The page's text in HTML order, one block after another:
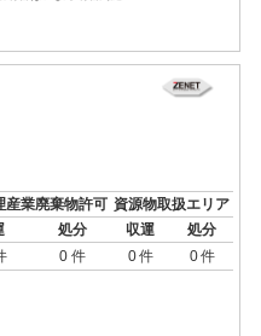
産業廃棄物許可 資源物取扱エリア
処分 収運
処分
0 件 0 件 0 件